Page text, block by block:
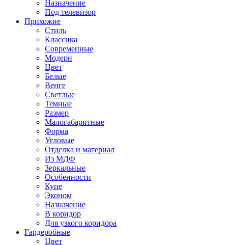
Назначение
Под телевизор
Прихожие
Стиль
Классика
Современные
Модерн
Цвет
Белые
Венге
Светлые
Темные
Размер
Малогабаритные
Форма
Угловые
Отделка и материал
Из МДФ
Зеркальные
Особенности
Купе
Эконом
Назначение
В коридор
Для узкого коридора
Гардеробные
Цвет